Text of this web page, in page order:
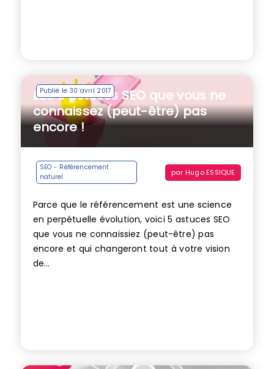
Publié le 30 avril 2017
Les 5 astuces SEO que vous ne
connaissez (peut-être) pas
encore !
SEO - Référencement
naturel
par Hugo ESSIQUE
Parce que le référencement est une science
en perpétuelle évolution, voici 5 astuces SEO
que vous ne connaissiez (peut-être) pas
encore et qui changeront tout à votre vision
de...